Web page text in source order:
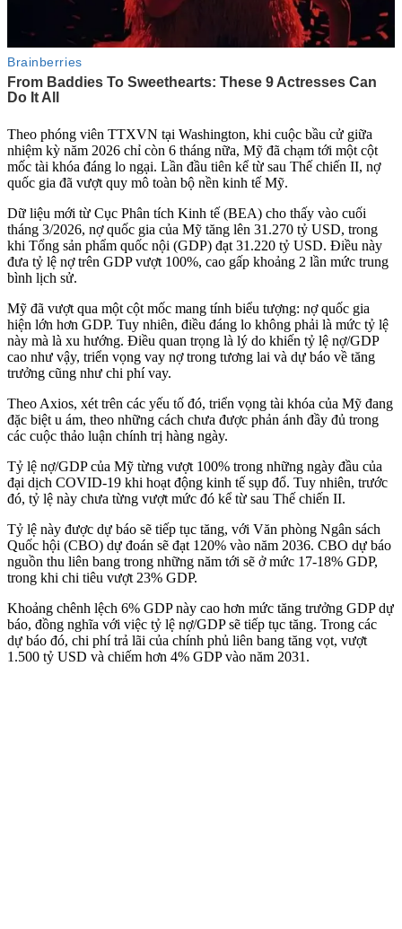
Theo phóng viên TTXVN tại Washington, khi cuộc bầu cử giữa
nhiệm kỳ năm 2026 chỉ còn 6 tháng nữa, Mỹ đã chạm tới một cột
mốc tài khóa đáng lo ngại. Lần đầu tiên kể từ sau Thế chiến II, nợ
quốc gia đã vượt quy mô toàn bộ nền kinh tế Mỹ.
Dữ liệu mới từ Cục Phân tích Kinh tế (BEA) cho thấy vào cuối
tháng 3/2026, nợ quốc gia của Mỹ tăng lên 31.270 tỷ USD, trong
khi Tổng sản phẩm quốc nội (GDP) đạt 31.220 tỷ USD. Điều này
đưa tỷ lệ nợ trên GDP vượt 100%, cao gấp khoảng 2 lần mức trung
bình lịch sử.
Mỹ đã vượt qua một cột mốc mang tính biểu tượng: nợ quốc gia
hiện lớn hơn GDP. Tuy nhiên, điều đáng lo không phải là mức tỷ lệ
này mà là xu hướng. Điều quan trọng là lý do khiến tỷ lệ nợ/GDP
cao như vậy, triển vọng vay nợ trong tương lai và dự báo về tăng
trưởng cũng như chi phí vay.
Theo Axios, xét trên các yếu tố đó, triển vọng tài khóa của Mỹ đang
đặc biệt u ám, theo những cách chưa được phản ánh đầy đủ trong
các cuộc thảo luận chính trị hàng ngày.
Tỷ lệ nợ/GDP của Mỹ từng vượt 100% trong những ngày đầu của
đại dịch COVID-19 khi hoạt động kinh tế sụp đổ. Tuy nhiên, trước
đó, tỷ lệ này chưa từng vượt mức đó kể từ sau Thế chiến II.
Tỷ lệ này được dự báo sẽ tiếp tục tăng, với Văn phòng Ngân sách
Quốc hội (CBO) dự đoán sẽ đạt 120% vào năm 2036. CBO dự báo
nguồn thu liên bang trong những năm tới sẽ ở mức 17-18% GDP,
trong khi chi tiêu vượt 23% GDP.
Khoảng chênh lệch 6% GDP này cao hơn mức tăng trưởng GDP dự
báo, đồng nghĩa với việc tỷ lệ nợ/GDP sẽ tiếp tục tăng. Trong các
dự báo đó, chi phí trả lãi của chính phủ liên bang tăng vọt, vượt
1.500 tỷ USD và chiếm hơn 4% GDP vào năm 2031.